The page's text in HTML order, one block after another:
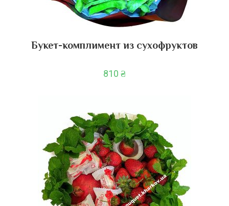
Букет-комплимент из сухофруктов
810 ₴